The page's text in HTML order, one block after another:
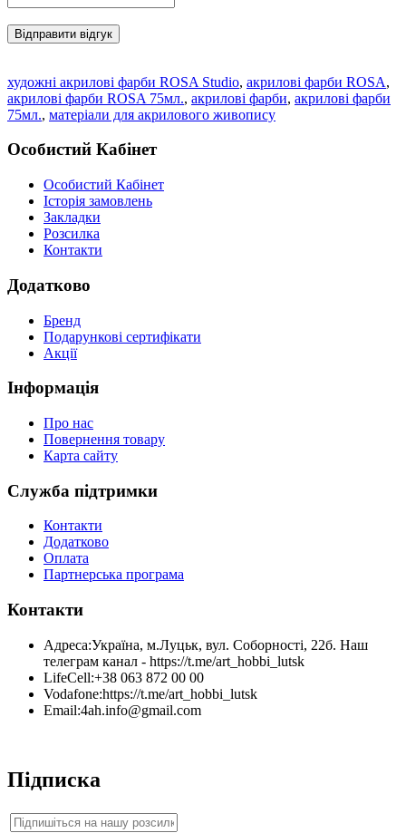
Відправити відгук
художні акрилові фарби ROSA Studio, акрилові фарби ROSA,
акрилові фарби ROSA 75мл., акрилові фарби, акрилові фарби
75мл., матеріали для акрилового живопису
Особистий Кабінет
Особистий Кабінет
Історія замовлень
Закладки
Розсилка
Контакти
Додатково
Бренд
Подарункові сертифікати
Акції
Інформація
Про нас
Повернення товару
Карта сайту
Служба підтримки
Контакти
Додатково
Оплата
Партнерська програма
Контакти
Адреса:Україна, м.Луцьк, вул. Соборності, 22б. Наш
телеграм канал - https://t.me/art_hobbi_lutsk
LifeCell:+38 063 872 00 00
Vodafone:https://t.me/art_hobbi_lutsk
Email:4ah.info@gmail.com
Підписка